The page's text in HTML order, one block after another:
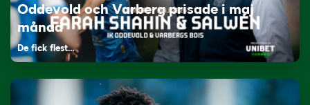
Oddevold och Varberg prisade i maj
månad
De fick flest…